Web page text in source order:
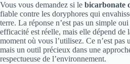
Vous vous demandez si le bicarbonate
fiable contre les doryphores qui
terre. La réponse n’est pas un simple
efficacité est réelle, mais elle dépend de
moment où vous l’utilisez. Ce n’est pas
mais un outil précieux dans une
respectueuse de l’environnement.